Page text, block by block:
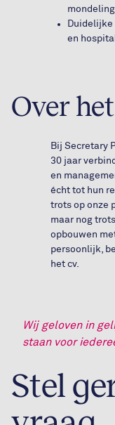
Duidelijke
en
Over
Bij Secretary
30 jaar
en
écht tot hun
trots op onze
maar nog
opbouwen
persoonlijk,
het cv.
Wij geloven in
staan voor
Stel